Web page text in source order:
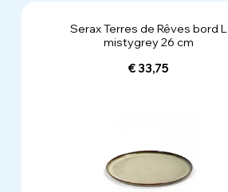
Serax Terres de Rêves bord L
mistygrey 26 cm
€ 33,75